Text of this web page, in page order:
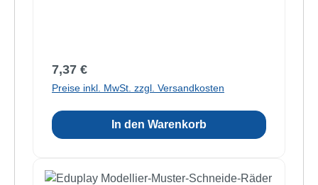
Regulärer Preis:
7,37 €
Preise inkl. MwSt. zzgl. Versandkosten
In den Warenkorb